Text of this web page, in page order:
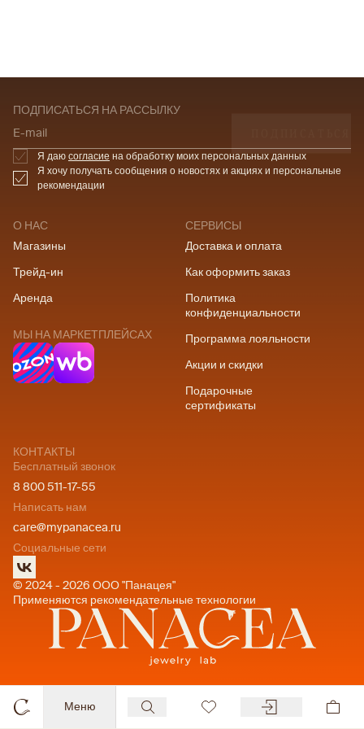
Меню
О НАС
Магазины
Трейд-ин
Аренда
МЫ НА МАРКЕТПЛЕЙСАХ
СЕРВИСЫ
Доставка и оплата
Как оформить заказ
Политика
конфиденциальности
Программа лояльности
Акции и скидки
Подарочные
сертификаты
КОНТАКТЫ
Бесплатный звонок
8 800 511-17-55
Написать нам
care@mypanacea.ru
Социальные сети
© 2024 - 2026 ООО "Панацея"
Применяются рекомендательные технологии
ПОДПИСАТЬСЯ НА РАССЫЛКУ
E-mail
Я даю согласие на обработку моих персональных данных
Я хочу получать сообщения о новостях и акциях и персональные
рекомендации